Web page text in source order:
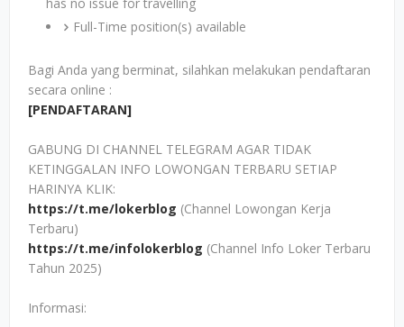
Full-Time position(s) available
Bagi Anda yang berminat, silahkan melakukan pendaftaran
secara online :
[PENDAFTARAN]
GABUNG DI CHANNEL TELEGRAM AGAR TIDAK
KETINGGALAN INFO LOWONGAN TERBARU SETIAP
HARINYA KLIK:
https://t.me/lokerblog (Channel Lowongan Kerja
Terbaru)
https://t.me/infolokerblog (Channel Info Loker Terbaru
Tahun 2025)
Informasi: